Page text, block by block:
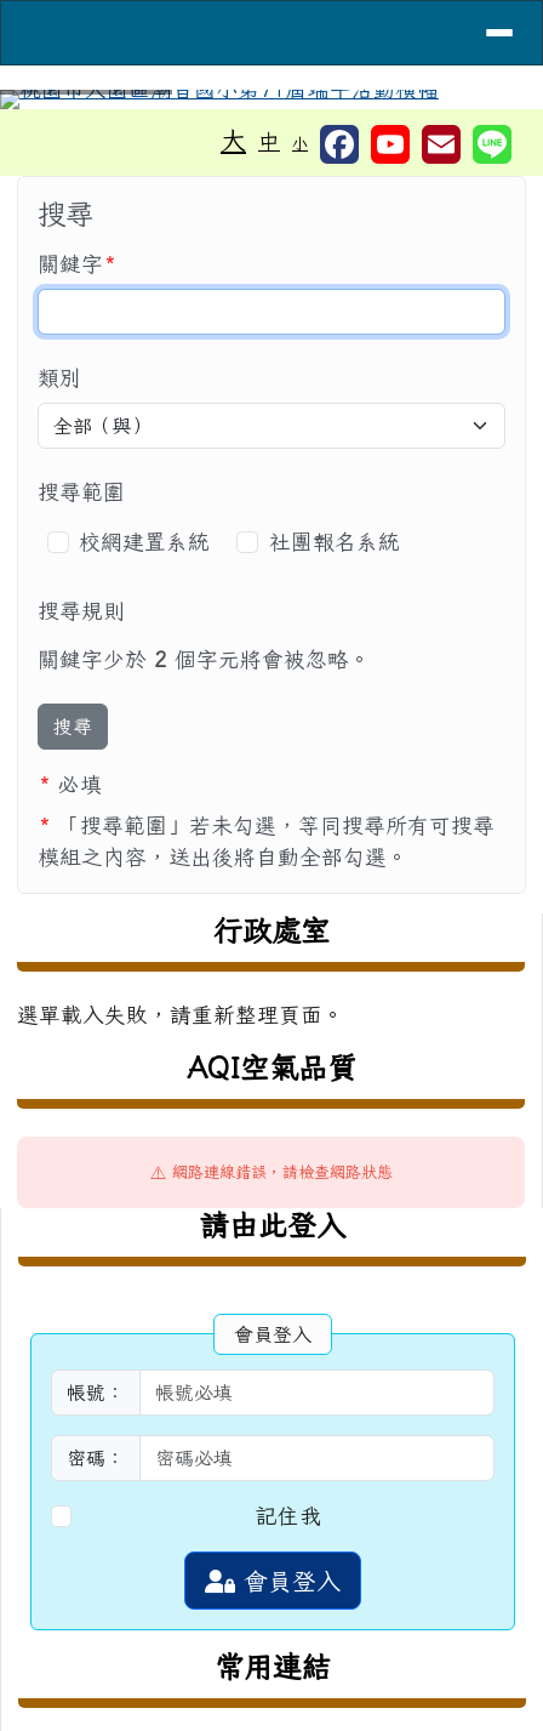
⏸
大 中 小
搜尋
關鍵字 *
類別
搜尋範圍
搜尋範圍
校網建置系統 社團報名系統
搜尋規則
關鍵字少於 2 個字元將會被忽略。
搜尋
* 必填
*
「搜尋範圍」若未勾選，等同搜尋所有可搜尋
模組之內容，送出後將自動全部勾選。
行政處室
選單載入失敗，請重新整理頁面。
AQI空氣品質
⚠️ 網路連線錯誤，請檢查網路狀態
請由此登入
會員登入
帳號：
密碼：
記住我
會員登入
常用連結